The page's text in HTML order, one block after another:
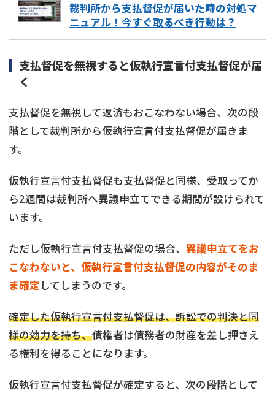
裁判所から支払督促が届いた時の対処マ
ニュアル！今すぐ取るべき行動は？
支払督促を無視すると仮執行宣言付支払督促が届
く
支払督促を無視して返済もおこなわない場合、次の段
階として裁判所から仮執行宣言付支払督促が届きま
す。
仮執行宣言付支払督促も支払督促と同様、受取ってか
ら2週間は裁判所へ異議申立てできる期間が設けられて
います。
ただし仮執行宣言付支払督促の場合、 異議申立てをお
こなわないと、仮執行宣言付支払督促の内容がそのま
ま確定 してしまうのです。
確定した仮執行宣言付支払督促は、訴訟での判決と同
様の効力を持ち、債権者は債務者の財産を差し押さえ
る権利を得ることになります。
仮執行宣言付支払督促が確定すると、次の段階として